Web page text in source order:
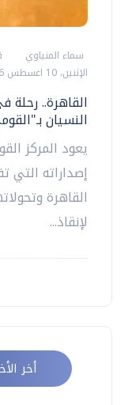
سماء المنياوي
الإثنين، 10 اغسطس 2026 11:45 ص
القاهرة.. رحلة
النسيان
يعود المركز
إصداراته التي
القاهرة
لإنقاذ...
أخر